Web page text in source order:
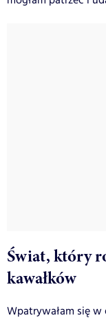
Świat, który
kawałków
Wpatrywałam się